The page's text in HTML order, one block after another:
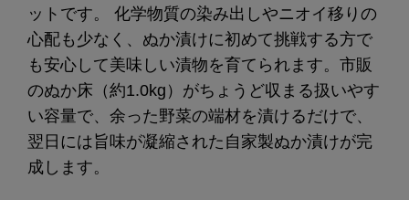
ットです。 化学物質の染み出しやニオイ移りの
心配も少なく、ぬか漬けに初めて挑戦する方で
も安心して美味しい漬物を育てられます。市販
のぬか床（約1.0kg）がちょうど収まる扱いやす
い容量で、余った野菜の端材を漬けるだけで、
翌日には旨味が凝縮された自家製ぬか漬けが完
成します。